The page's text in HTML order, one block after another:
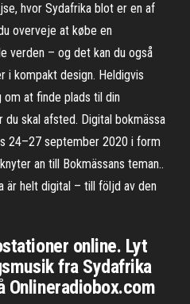
hvor Sydafrika blot er en af
overveje at købe en
verden – og det kan du også
i kompakt design. Heldigvis
at finde plads til din
skal afsted. Digital bokmässa
24–27 september 2020 i form
an till Bokmässans teman..
är helt digital – till följd av den
online. Lyt
fra Sydafrika
Onlineradiobox.com